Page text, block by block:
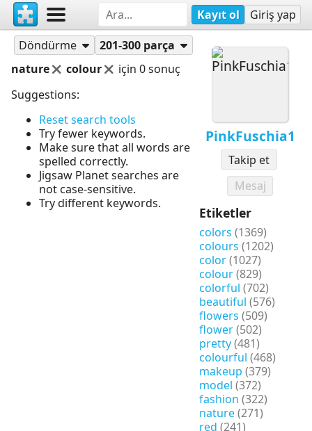
Kayıt ol Giriş yap
PinkFuschia1
Takip et
Mesaj
Etiketler
colors (1369)
colours (1202)
color(1027)
colour(829)
colorful (702)
beautiful (576)
flowers (509)
flower(502)
pretty(481)
colourful (468)
makeup (379)
model (372)
fashion (322)
nature(271)
red (241)
PinkFuschia1
Yapbozlar
Döndürme
201-300 parça
nature
colour
için 0 sonuç
Suggestions:
Reset search tools
Try fewer keywords.
Make sure that all words are
spelled correctly.
Jigsaw Planet searches are
not case-sensitive.
Try different keywords.